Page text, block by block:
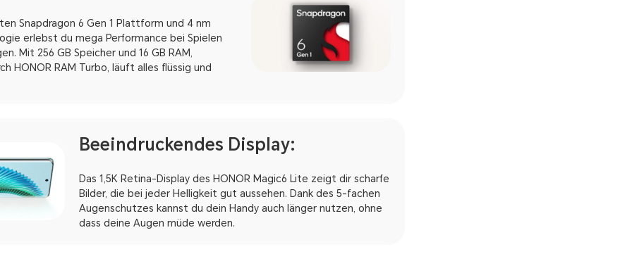
Snapdragon 6 Gen 1 Plattform und 4 nm
erlebst du mega Performance bei Spielen
Mit 256 GB Speicher und 16 GB RAM,
HONOR RAM Turbo, läuft alles flüssig und
Beeindruckendes Display:
Das 1,5K Retina-Display des HONOR Magic6 Lite zeigt dir scharfe
Bilder, die bei jeder Helligkeit gut aussehen. Dank des 5-fachen
Augenschutzes kannst du dein Handy auch länger nutzen, ohne
dass deine Augen müde werden.